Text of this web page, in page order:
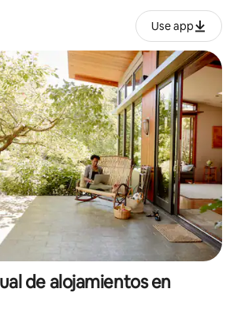
Use app
de alojamientos en